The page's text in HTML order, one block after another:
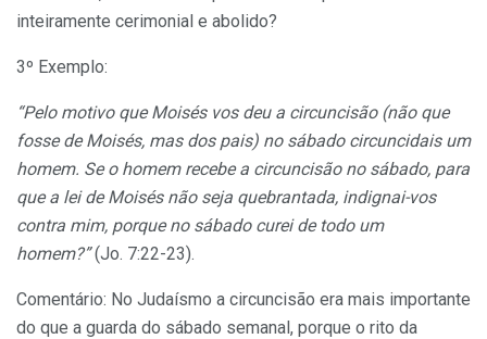
inteiramente cerimonial e abolido?
3º Exemplo:
“Pelo motivo que Moisés vos deu a circuncisão (não que
fosse de Moisés, mas dos pais) no sábado circuncidais um
homem. Se o homem recebe a circuncisão no sábado, para
que a lei de Moisés não seja quebrantada, indignai-vos
contra mim, porque no sábado curei de todo um
homem?”(Jo. 7:22-23).
Comentário: No Judaísmo a circuncisão era mais importante
do que a guarda do sábado semanal, porque o rito da